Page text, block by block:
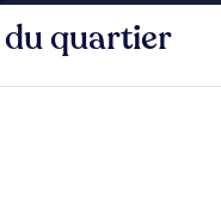
quartier